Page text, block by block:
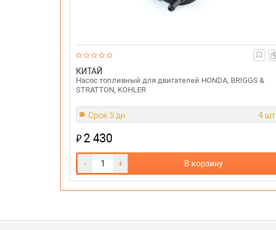
КИТАЙ
Насос топливный для двигателей HONDA, BRIGGS &
STRATTON, KOHLER
Срок 5 дн. 4 шт.
₽2 430
- + В корзину